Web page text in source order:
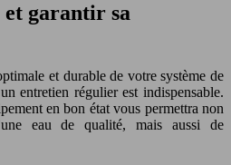
garantir sa
et durable de votre système de
entretien régulier est indispensable.
en bon état vous permettra non
eau de qualité, mais aussi de